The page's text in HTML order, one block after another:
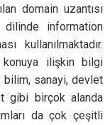
domain uzantısı
information
kullanılmaktadır.
ilişkin bilgi
bilim, sanayi, devlet
gibi birçok alanda
da çok çeşitli